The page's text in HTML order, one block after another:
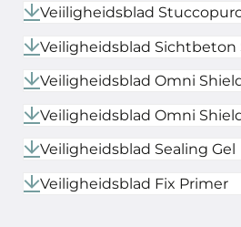
Veiiligheidsblad
Veiligheidsblad Sichtbeton
Veiligheidsblad Omni
Veiligheidsblad Omni
Veiligheidsblad Sealing Gel
Veiligheidsblad Fix Primer